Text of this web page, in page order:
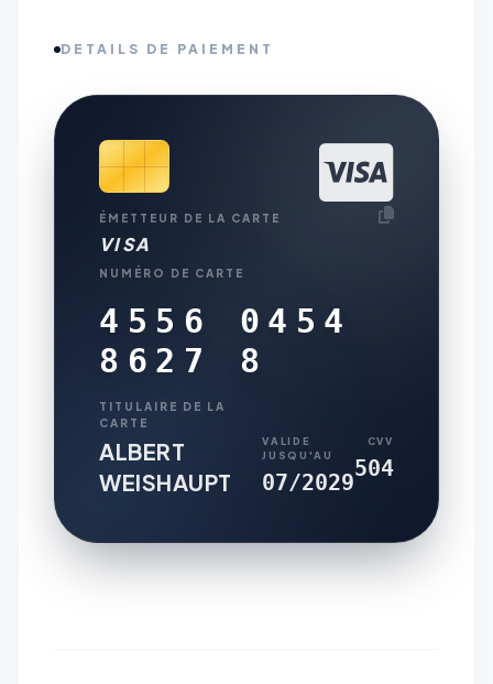
DETAILS DE PAIEMENT
ÉMETTEUR DE LA CARTE
VISA
NUMÉRO DE CARTE
4556 0454
8627 8
TITULAIRE DE LA
CARTE
ALBERT
WEISHAUPT
VALIDE
JUSQU'AU
07/2029
CVV
504